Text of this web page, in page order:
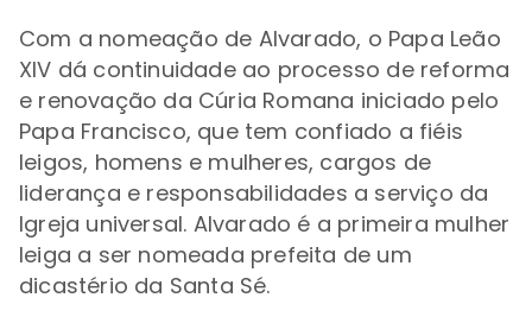
Com a nomeação de Alvarado, o Papa Leão
XIV dá continuidade ao processo de reforma
e renovação da Cúria Romana iniciado pelo
Papa Francisco, que tem confiado a fiéis
leigos, homens e mulheres, cargos de
liderança e responsabilidades a serviço da
Igreja universal. Alvarado é a primeira mulher
leiga a ser nomeada prefeita de um
dicastério da Santa Sé.